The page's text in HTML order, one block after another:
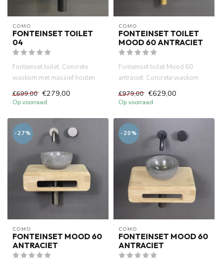
COMO
FONTEINSET TOILET
04
Fonteinset toilet, Concrete
waskom met massief houten
€699,00 €279,00
Op voorraad
COMO
FONTEINSET TOILET
MOOD 60 ANTRACIET
Fonteinset toilet Mood 60
antraciet. Concrete waskom
€979,00 €629,00
Op voorraad
-27%
COMO
FONTEINSET MOOD 60
ANTRACIET
-20%
COMO
FONTEINSET MOOD 60
ANTRACIET